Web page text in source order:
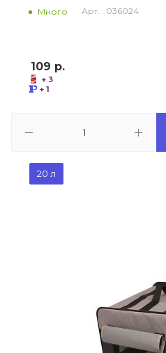
Много Арт. : 036024
109 р.
+ 3
+ 1
20 л